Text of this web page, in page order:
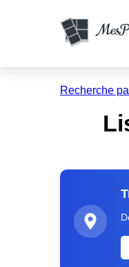
Recherche